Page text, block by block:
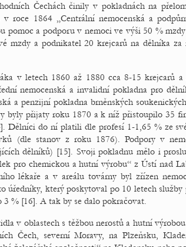
Čechách činily v pokladnách na
roce 1864 „Centrální nemocenská a
pomoc a podporu v nemoci ve výši 50 %
mzdy a podnikatel 20 krejcarů na dělníka
v letech 1860 až 1880 cca 8-15 krejcarů
nemocenská a invalidní pokladna pro
a penzijní pokladna brněnských
byly přijaty roku 1870 a k níž přistoupilo 35
Dělníci do ní platili dle profesí 1-1,65 % ze
(dle stanov z roku 1876). Podpory v
dělníků) [15]. Svoji pokladnu mělo i
pro chemickou a hutní výrobu“ z Ústí nad
lékaře a v areálu továrny byl zřízen
úředníky, který poskytoval po 10 letech
3 % [16]. A tak by se dalo pokračovat.
v oblastech s těžbou nerostů a hutní
Čech, severní Moravy, na Plzeňsku,